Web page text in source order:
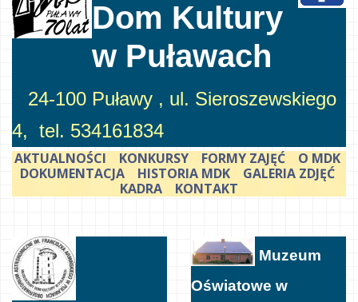
Dom Kultury
w Puławach
24-100 Puławy , ul. Sieroszewskiego
4, tel. 534161834
AKTUALNOŚCI KONKURSY FORMY ZAJĘĆ
O MDK
DOKUMENTACJA
HISTORIA MDK
GALERIA ZDJĘĆ
KADRA
KONTAKT
Muzeum
Oświatowe w